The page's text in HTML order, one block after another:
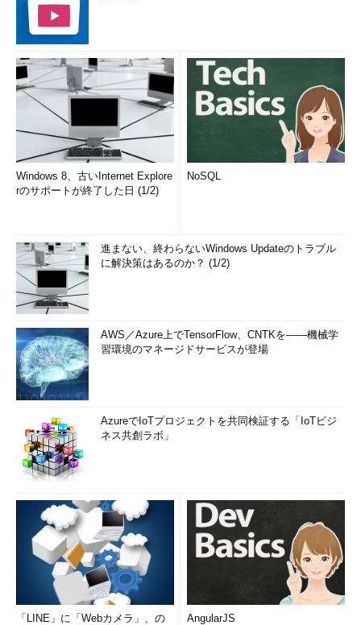
Windows 8、古いInternet Explore
rのサポートが終了した日 (1/2)
NoSQL
進まない、終わらないWindows Updateのトラブル
に解決策はあるのか？ (1/2)
AWS／Azure上でTensorFlow、CNTKを――機械学
習環境のマネージドサービスが登場
AzureでIoTプロジェクトを共同検証する「IoTビジ
ネス共創ラボ」
「LINE」に「Webカメラ」、の
AngularJS